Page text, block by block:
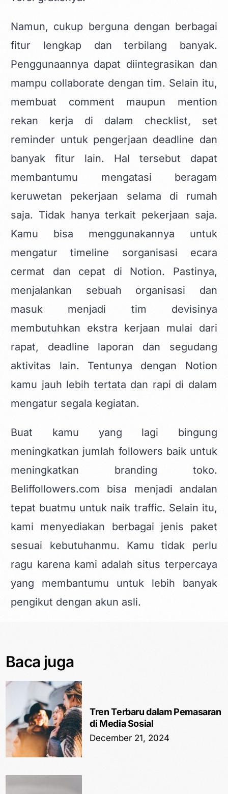
Namun, cukup berguna dengan berbagai
fitur lengkap dan terbilang banyak.
Penggunaannya dapat diintegrasikan dan
mampu collaborate dengan tim. Selain itu,
membuat comment maupun mention
rekan kerja di dalam checklist, set
reminder untuk pengerjaan deadline dan
banyak fitur lain. Hal tersebut dapat
membantumu mengatasi beragam
keruwetan pekerjaan selama di rumah
saja. Tidak hanya terkait pekerjaan saja.
Kamu bisa menggunakannya untuk
mengatur timeline sorganisasi ecara
cermat dan cepat di Notion. Pastinya,
menjalankan sebuah organisasi dan
masuk menjadi tim devisinya
membutuhkan ekstra kerjaan mulai dari
rapat, deadline laporan dan segudang
aktivitas lain. Tentunya dengan Notion
kamu jauh lebih tertata dan rapi di dalam
mengatur segala kegiatan.
Buat kamu yang lagi bingung
meningkatkan jumlah followers baik untuk
meningkatkan branding toko.
Beliffollowers.com bisa menjadi andalan
tepat buatmu untuk naik traffic. Selain itu,
kami menyediakan berbagai jenis paket
sesuai kebutuhanmu. Kamu tidak perlu
ragu karena kami adalah situs terpercaya
yang membantumu untuk lebih banyak
pengikut dengan akun asli.
Baca juga
Tren Terbaru dalam Pemasaran
di Media Sosial
December 21, 2024